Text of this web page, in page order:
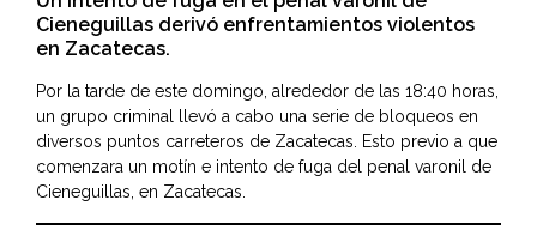
Cieneguillas derivó enfrentamientos violentos
en Zacatecas.
Por la tarde de este domingo, alrededor de las 18:40 horas,
un grupo criminal llevó a cabo una serie de bloqueos en
diversos puntos carreteros de Zacatecas. Esto previo a que
comenzara un motín e intento de fuga del penal varonil de
Cieneguillas, en Zacatecas.